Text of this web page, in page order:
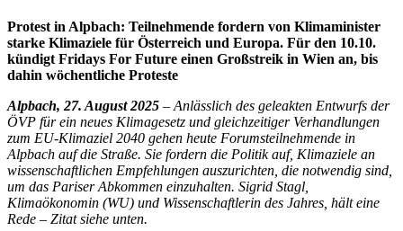
Protest in Alpbach: Teilnehmende fordern von Klimaminister
starke Klimaziele für Österreich und Europa. Für den 10.10.
kündigt Fridays For Future einen Großstreik in Wien an, bis
dahin wöchentliche Proteste
Alpbach, 27. August 2025 – Anlässlich des geleakten Entwurfs der
ÖVP für ein neues Klimagesetz und gleichzeitiger Verhandlungen
zum EU-Klimaziel 2040 gehen heute Forumsteilnehmende in
Alpbach auf die Straße. Sie fordern die Politik auf, Klimaziele an
wissenschaftlichen Empfehlungen auszurichten, die notwendig sind,
um das Pariser Abkommen einzuhalten. Sigrid Stagl,
Klimaökonomin (WU) und Wissenschaftlerin des Jahres, hält eine
Rede – Zitat siehe unten.